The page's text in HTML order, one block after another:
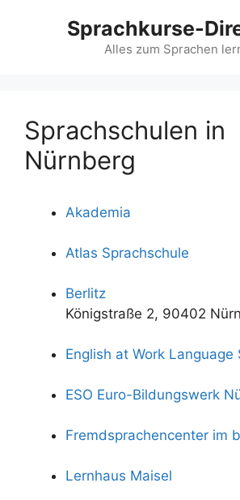
Sprachkurse-
Alles zum Sprachen
Sprachschulen in
Nürnberg
Akademia
Atlas Sprachschule
Berlitz
Königstraße 2, 90402
English at Work Language
ESO Euro-Bildungswerk
Fremdsprachencenter im
Lernhaus Maisel